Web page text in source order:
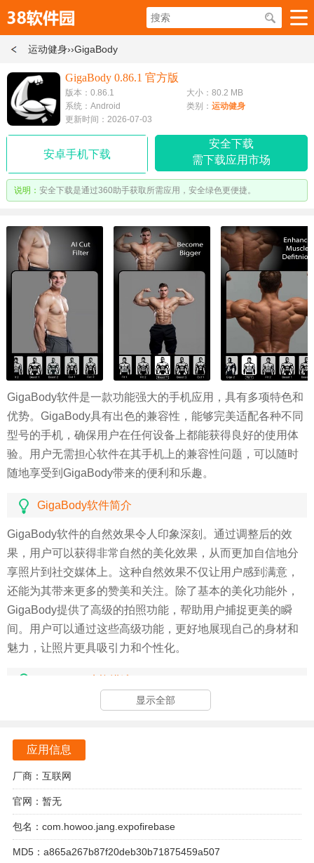
运动健身››GigaBody
GigaBody 0.86.1 官方版
版本：0.86.1
大小：80.2 MB
系统：Android
类别： 运动健身
更新时间：2026-07-03
安卓手机下载
安全下载
需下载应用市场
说明： 安全下载是通过360助手获取所需应用，安全绿色更便捷。
GigaBody软件是一款功能强大的手机应用，具有多项特色和
优势。GigaBody具有出色的兼容性，能够完美适配各种不同
型号的手机，确保用户在任何设备上都能获得良好的使用体
验。用户无需担心软件在其手机上的兼容性问题，可以随时
随地享受到GigaBody带来的便利和乐趣。
GigaBody软件简介
GigaBody软件的自然效果令人印象深刻。通过调整后的效
果，用户可以获得非常自然的美化效果，从而更加自信地分
享照片到社交媒体上。这种自然效果不仅让用户感到满意，
还能为其带来更多的赞美和关注。除了基本的美化功能外，
GigaBody提供了高级的拍照功能，帮助用户捕捉更美的瞬
间。用户可以通过这些高级功能，更好地展现自己的身材和
魅力，让照片更具吸引力和个性化。
GigaBody软件专注于健身和身体美化领域，为用户提供了打
无论用户想要强壮的腹肌还是结实的胸肌，都可以通过
GigaBody轻松实现。
软件特别适合那些希望通过照片展示理想身材的健身爱好者
和社交媒体用户，让在展示自己的身体魅力时更加自信和美
丽。
显示全部
应用信息
厂商：互联网
官网：暂无
包名：com.howoo.jang.expofirebase
MD5：a865a267b87f20deb30b71875459a507